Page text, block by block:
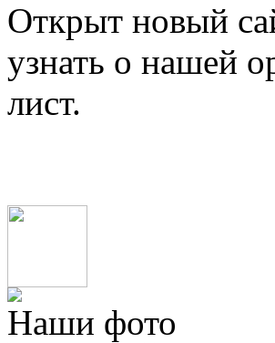
Открыт новый
узнать о нашей
лист.
Наши фото